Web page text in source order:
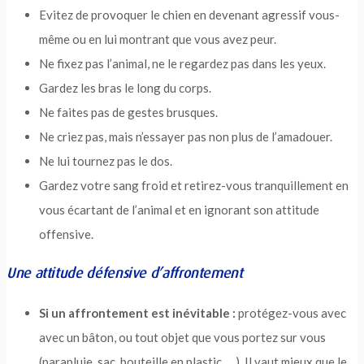
Evitez de provoquer le chien en devenant agressif vous-
même ou en lui montrant que vous avez peur.
Ne fixez pas l’animal, ne le regardez pas dans les yeux.
Gardez les bras le long du corps.
Ne faites pas de gestes brusques.
Ne criez pas, mais n’essayer pas non plus de l’amadouer.
Ne lui tournez pas le dos.
Gardez votre sang froid et retirez-vous tranquillement en
vous écartant de l’animal et en ignorant son attitude
offensive.
Une attitude défensive d’affrontement
Si un affrontement est inévitable : protégez-vous avec
avec un bâton, ou tout objet que vous portez sur vous